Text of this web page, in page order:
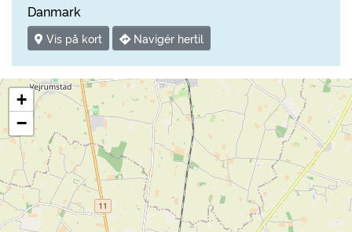
Danmark
Vis på kort Navigér hertil
+
−